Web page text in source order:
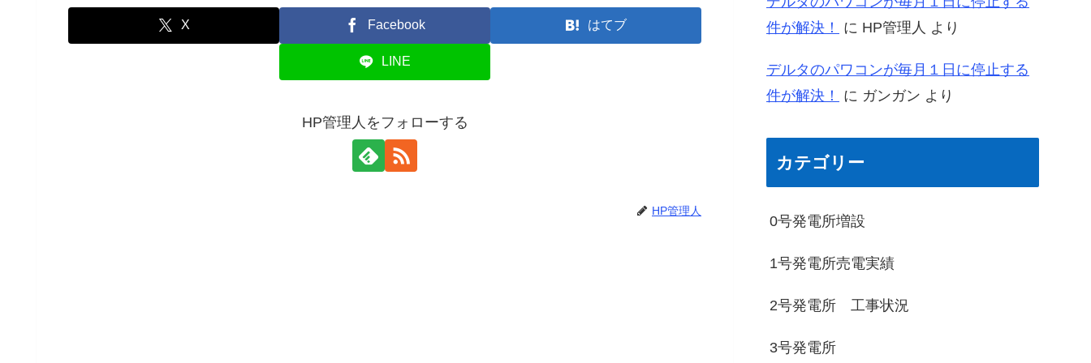
X Facebook はてブ
LINE
HP管理人をフォローする
HP管理人
件が解決！
に HP管理人 より
デルタのパワコンが毎月１日に停止する
件が解決！
に ガンガン より
カテゴリー
0号発電所増設
1号発電所売電実績
2号発電所 工事状況
3号発電所